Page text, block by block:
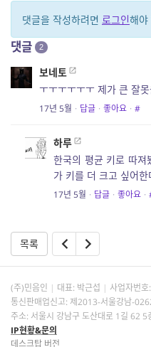
댓글을 작성하려면 로그인해야
댓글 2
보네토
ㅜㅜㅜㅜㅜㅜ 제가 큰 잘
17년 5월 · 답글 · 좋아요 · #
하루
한국의 평균 키로 따
가 키를 더 크고 싶어
17년 5월 · 답글 · 좋아요 ·
목록
(주)민음인 대표: 박근섭 사업자번호:
통신판매업신고: 제2013-서울강남-
주소: 서울시 강남구 도산대로 1길 62 5
IP현황&문의
데스크탑 버전